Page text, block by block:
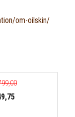
om-oilskin/